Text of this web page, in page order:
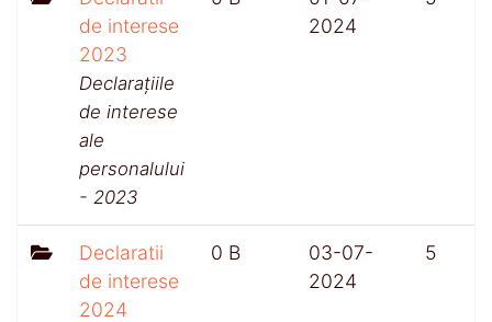
de interese
2023
Declarațiile
de interese
ale
personalului
- 2023
2024
Declaratii
de interese
2024
0 B
03-07-
2024
5